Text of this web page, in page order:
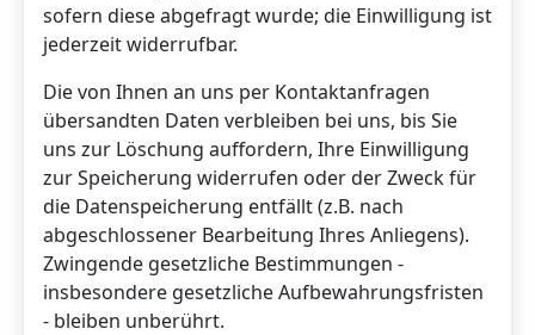
sofern diese abgefragt wurde; die Einwilligung ist
jederzeit widerrufbar.
Die von Ihnen an uns per Kontaktanfragen
übersandten Daten verbleiben bei uns, bis Sie
uns zur Löschung auffordern, Ihre Einwilligung
zur Speicherung widerrufen oder der Zweck für
die Datenspeicherung entfällt (z.B. nach
abgeschlossener Bearbeitung Ihres Anliegens).
Zwingende gesetzliche Bestimmungen -
insbesondere gesetzliche Aufbewahrungsfristen
- bleiben unberührt.